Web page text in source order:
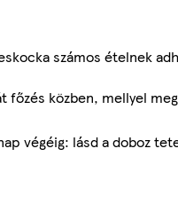
számos ételnek
főzés közben, mellyel
végéig: lásd a doboz